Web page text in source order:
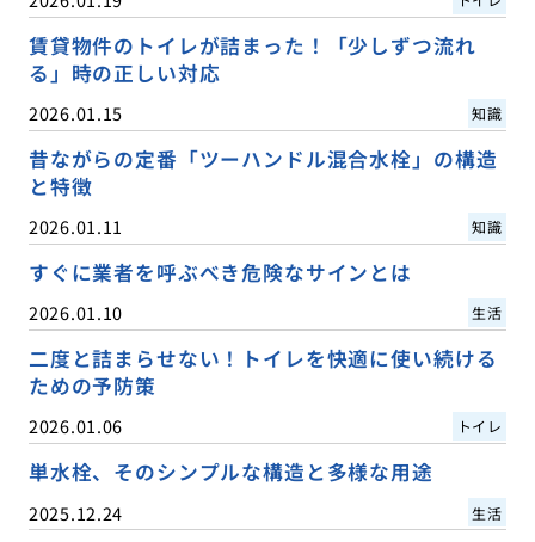
賃貸物件のトイレが詰まった！「少しずつ流れ
る」時の正しい対応
2026.01.15 知識
昔ながらの定番「ツーハンドル混合水栓」の構造
と特徴
2026.01.11 知識
すぐに業者を呼ぶべき危険なサインとは
2026.01.10 生活
二度と詰まらせない！トイレを快適に使い続ける
ための予防策
2026.01.06 トイレ
単水栓、そのシンプルな構造と多様な用途
2025.12.24 生活